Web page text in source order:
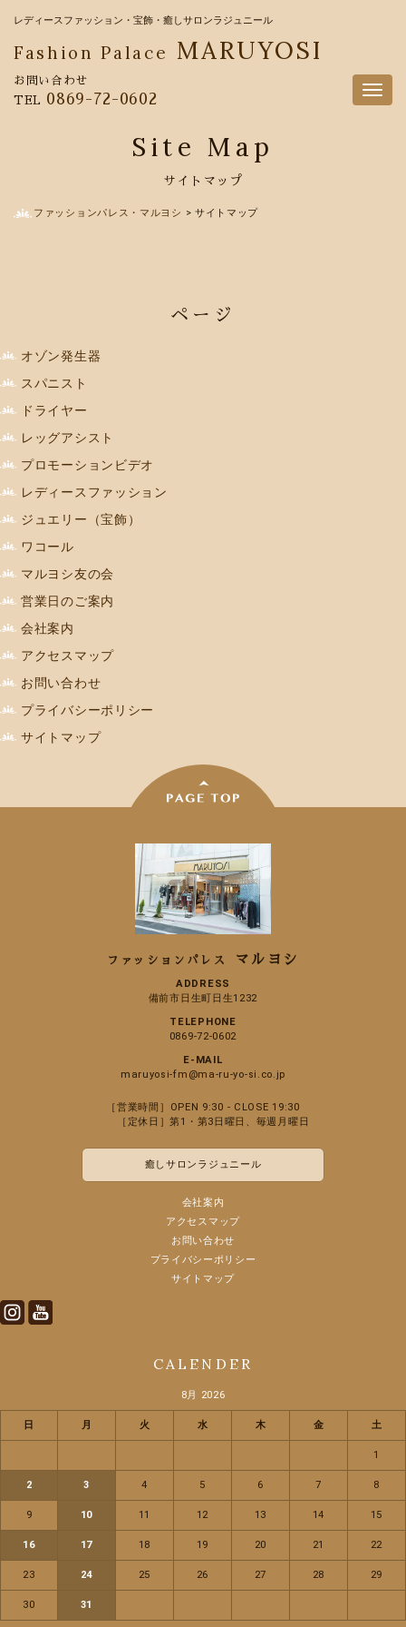
レディースファッション・宝飾・癒しサロンラジュニール
Fashion Palace MARUYOSI
お問い合わせ
TEL
0869-72-0602
Site Map
サイトマップ
ファッションパレス・マルヨシ > サイトマップ
ページ
オゾン発生器
スパニスト
ドライヤー
レッグアシスト
プロモーションビデオ
レディースファッション
ジュエリー（宝飾）
ワコール
マルヨシ友の会
営業日のご案内
会社案内
アクセスマップ
お問い合わせ
プライバシーポリシー
サイトマップ
ファッションパレス マルヨシ
ADDRESS
備前市日生町日生1232
TELEPHONE
0869-72-0602
E-MAIL
maruyosi-fm@ma-ru-yo-si.co.jp
［営業時間］OPEN 9:30 - CLOSE 19:30
［定休日］第1・第3日曜日、毎週月曜日
癒しサロンラジュニール
会社案内
アクセスマップ
お問い合わせ
プライバシーポリシー
サイトマップ
Instagram
CALENDER
8月 2026
日 月 火 水 木 金 土
1
2 3 4 5 6 7 8
9 10 11 12 13 14 15
16 17 18 19 20 21 22
23 24 25 26 27 28 29
30 31